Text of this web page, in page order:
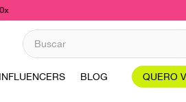
Buscar
INFLUENCERS BLOG QUERO